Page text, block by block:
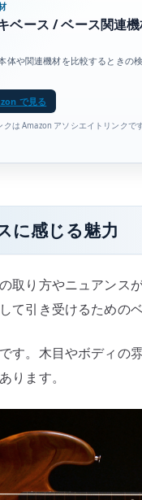
ベース / ベース関連
体や関連機材を比較するときの
で見る
クは Amazon アソシエイトリンクです
に感じる魅力
取り方やニュアンス
て引き受けるための
す。木目やボディの
ります。